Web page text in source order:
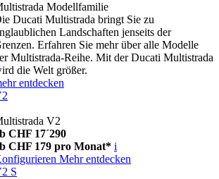
Modellfamilie
Ducati Multistrada bringt Sie zu
Landschaften jenseits der
Erfahren Sie mehr über alle Modelle
Multistrada-Reihe. Mit der Ducati Multistrada
die Welt größer.
entdecken
V2
CHF 17´290
CHF 179 pro Monat* i
Mehr entdecken
S